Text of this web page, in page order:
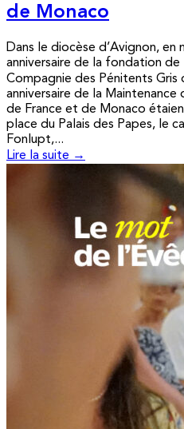
de Monaco
Dans le diocèse d’Avignon, en
anniversaire de la fondation
Compagnie des Pénitents Gris
anniversaire de la
de France et de Monaco
place du Palais des Papes, le
Fonlupt,...
Lire la suite →